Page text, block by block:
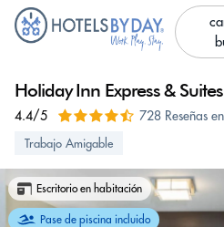
Holiday Inn Express &
4.4/5 728 Reseñas
Trabajo Amigable
Escritorio en habitación
Pase de piscina incluido